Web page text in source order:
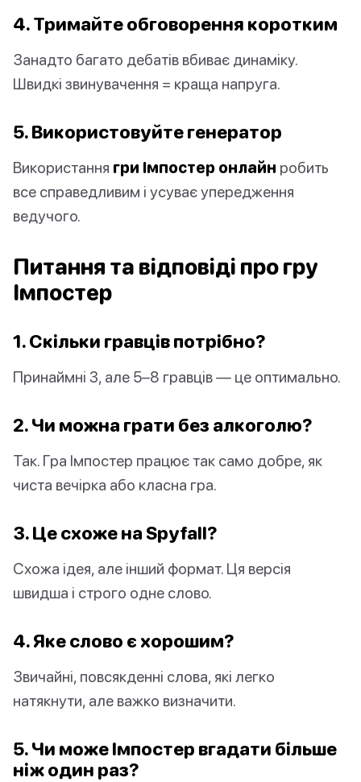
4. Тримайте обговорення коротким
Занадто багато дебатів вбиває динаміку.
Швидкі звинувачення = краща напруга.
5. Використовуйте генератор
Використання гри Імпостер онлайн робить
все справедливим і усуває упередження
ведучого.
Питання та відповіді про гру
Імпостер
1. Скільки гравців потрібно?
Принаймні 3, але 5–8 гравців — це оптимально.
2. Чи можна грати без алкоголю?
Так. Гра Імпостер працює так само добре, як
чиста вечірка або класна гра.
3. Це схоже на Spyfall?
Схожа ідея, але інший формат. Ця версія
швидша і строго одне слово.
4. Яке слово є хорошим?
Звичайні, повсякденні слова, які легко
натякнути, але важко визначити.
5. Чи може Імпостер вгадати більше
ніж один раз?